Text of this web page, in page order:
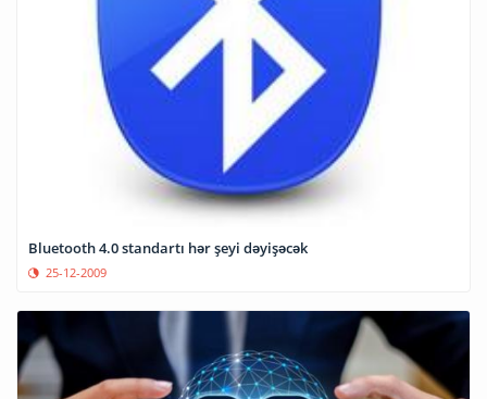
Bluetooth 4.0 standartı hər şeyi dəyişəcək
25-12-2009